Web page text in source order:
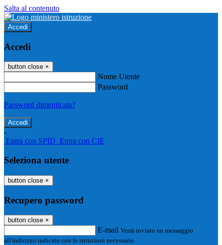
Salta al contenuto
Accedi
Accedi
button close ×
Nome Utente
Password
Password dimenticata?
-
Entra con SPID Entra con CIE
Seleziona utente
button close ×
Recupero password
button close ×
E-mail Verrà inviato un messaggio
all'indirizzo indicato con le istruzioni necessarie.